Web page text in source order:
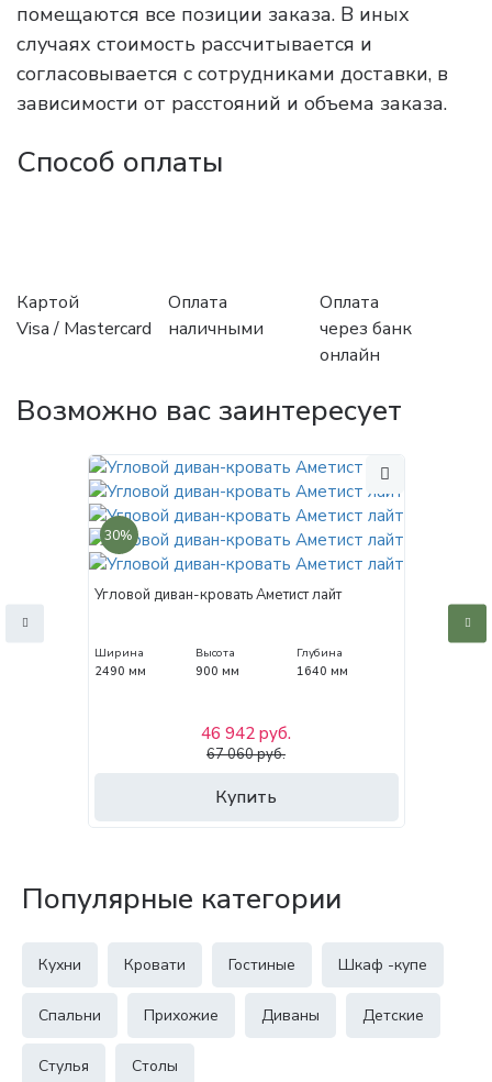
помещаются все позиции заказа. В иных
случаях стоимость рассчитывается и
согласовывается с сотрудниками доставки, в
зависимости от расстояний и объема заказа.
Способ оплаты
Картой
Visa / Mastercard
Оплата
наличными
Оплата
через банк
онлайн
Возможно вас заинтересует
30%
Угловой диван-кровать Аметист лайт
Ширина
2490 мм
Высота
900 мм
Глубина
1640 мм
Купить
46 942 руб.
67 060 руб.
Популярные категории
Кухни Кровати Гостиные Шкаф -купе
Спальни Прихожие Диваны Детские
Стулья Столы